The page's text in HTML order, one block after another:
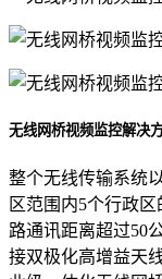
无线网桥视频监控解决
整个无线传输系统
区范围内5个行政
路通讯距离超过50
接双极化高增益天